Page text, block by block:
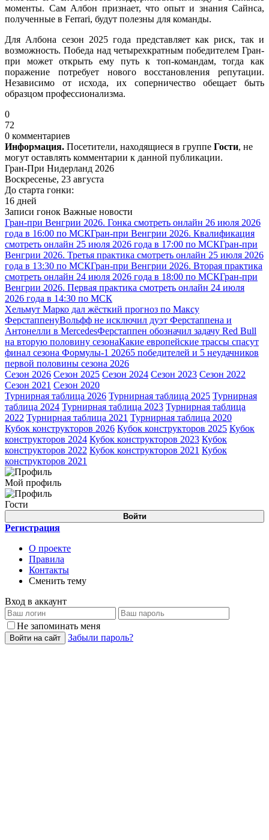
моменты. Сам Албон признает, что опыт и знания Сайнса,
полученные в Ferrari, будут полезны для команды.
Для Албона сезон 2025 года представляет как риск, так и
возможность. Победа над четырехкратным победителем Гран-
при может открыть ему путь к топ-командам, тогда как
поражение потребует нового восстановления репутации.
Независимо от исхода, их соперничество обещает быть
образцом профессионализма.
0
72
0 комментариев
Информация. Посетители, находящиеся в группе Гости, не
могут оставлять комментарии к данной публикации.
Гран-При Нидерланд 2026
Воскресенье, 23 августа
До старта гонки:
16 дней
Записи гонок Важные новости
Гран-при Венгрии 2026. Гонка смотреть онлайн 26 июля 2026
года в 16:00 по МСКГран-при Венгрии 2026. Квалификация
смотреть онлайн 25 июля 2026 года в 17:00 по МСКГран-при
Венгрии 2026. Третья практика смотреть онлайн 25 июля 2026
года в 13:30 по МСКГран-при Венгрии 2026. Вторая практика
смотреть онлайн 24 июля 2026 года в 18:00 по МСКГран-при
Венгрии 2026. Первая практика смотреть онлайн 24 июля
2026 года в 14:30 по МСК
Хельмут Марко дал жёсткий прогноз по Максу
ФерстаппенуВольфф не исключил дуэт Ферстаппена и
Антонелли в MercedesФерстаппен обозначил задачу Red Bull
на вторую половину сезонаКакие европейские трассы спасут
финал сезона Формулы-1 20265 победителей и 5 неудачников
первой половины сезона 2026
Сезон 2026 Сезон 2025 Сезон 2024 Сезон 2023 Сезон 2022
Сезон 2021 Сезон 2020
Турнирная таблица 2026 Турнирная таблица 2025 Турнирная
таблица 2024 Турнирная таблица 2023 Турнирная таблица
2022 Турнирная таблица 2021 Турнирная таблица 2020
Кубок конструкторов 2026 Кубок конструкторов 2025 Кубок
конструкторов 2024 Кубок конструкторов 2023 Кубок
конструкторов 2022 Кубок конструкторов 2021 Кубок
конструкторов 2021
Мой профиль
Гости
Войти
Регистрация
О проекте
Правила
Контакты
Сменить тему
Вход в аккаунт
Не запоминать меня
Войти на сайт Забыли пароль?